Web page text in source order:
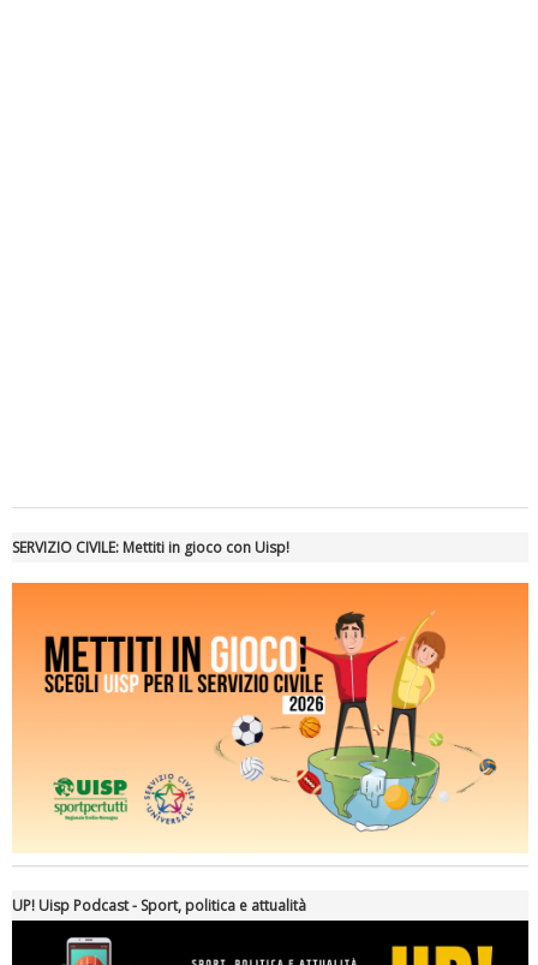
Tiziano Pesce a Radio InBlu2000 traccia il bilancio della stagione
Ddl Lobby, Uisp: “Il Parlamento valorizzi le nostre specificità"
SERVIZIO CIVILE: Mettiti in gioco con Uisp!
UP! Uisp Podcast - Sport, politica e attualità